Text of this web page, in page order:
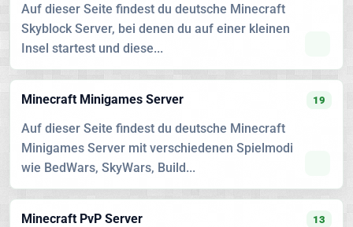
Auf dieser Seite findest du deutsche Minecraft
Skyblock Server, bei denen du auf einer kleinen
Insel startest und diese...
Minecraft Minigames Server 19
Auf dieser Seite findest du deutsche Minecraft
Minigames Server mit verschiedenen Spielmodi
wie BedWars, SkyWars, Build...
Minecraft PvP Server 13